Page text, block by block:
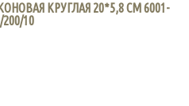
КРУГЛАЯ 20*5,8 СМ 6001-
200/10